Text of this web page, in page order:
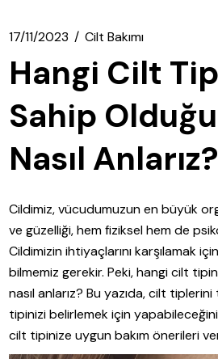
17/11/2023 Cilt Bakımı
Hangi Cilt
Sahip
Nasıl Anlarız?
Cildimiz, vücudumuzun en büyük
ve güzelliği, hem fiziksel hem de
Cildimizin ihtiyaçlarını karşılamak
bilmemiz gerekir. Peki, hangi cilt
nasıl anlarız? Bu yazıda, cilt
tipinizi belirlemek için
cilt tipinize uygun bakım önerileri